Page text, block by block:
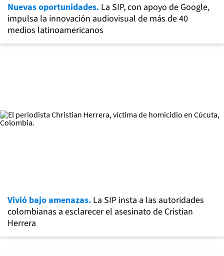
Nuevas oportunidades. La SIP, con apoyo de Google,
impulsa la innovación audiovisual de más de 40
medios latinoamericanos
Vivió bajo amenazas. La SIP insta a las autoridades
colombianas a esclarecer el asesinato de Cristian
Herrera